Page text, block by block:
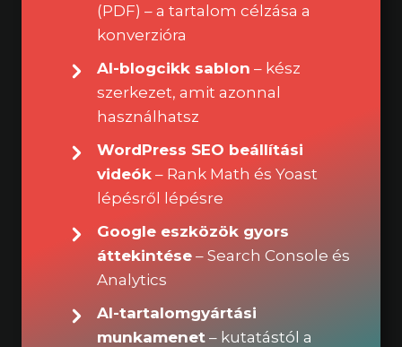
(PDF) – a tartalom célzása a
konverzióra
AI-blogcikk sablon – kész
szerkezet, amit azonnal
használhatsz
WordPress SEO beállítási
videók – Rank Math és Yoast
lépésről lépésre
Google eszközök gyors
áttekintése – Search Console és
Analytics
AI-tartalomgyártási
munkamenet – kutatástól a